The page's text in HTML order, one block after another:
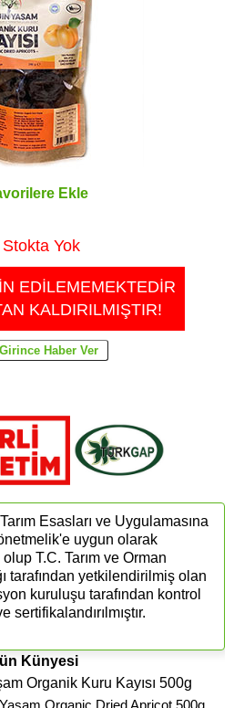
Ekle
Stokta Yok
EDİLEMEMEKTEDİR
KALDIRILMIŞTIR!
Esasları ve Uygulamasına
uygun olarak
T.C. Tarım ve Orman
tarafından yetkilendirilmiş olan
kuruluşu tarafından kontrol
sertifikalandırılmıştır.
Künyesi
Organik Kuru Kayısı 500g
Organic Dried Apricot 500g